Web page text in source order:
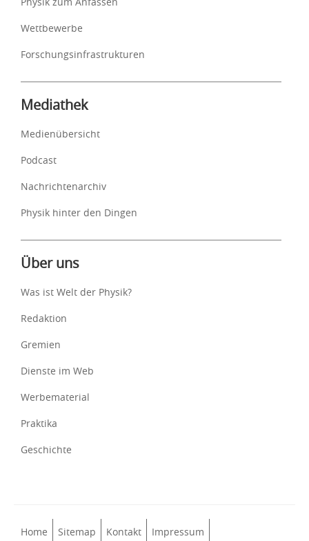
Wettbewerbe
Forschungsinfrastrukturen
Mediathek
Medienübersicht
Podcast
Nachrichtenarchiv
Physik hinter den Dingen
Über uns
Was ist Welt der Physik?
Redaktion
Gremien
Dienste im Web
Werbematerial
Praktika
Geschichte
Home Sitemap Kontakt Impressum